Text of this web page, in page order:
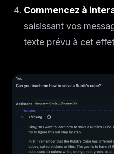
Commencez à
saisissant vos
texte prévu à cet